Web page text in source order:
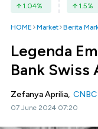
1.04% 1.5%
HOME Market Berita
Legenda
Bank Swiss
Zefanya Aprilia,
07 June 2024 07:20